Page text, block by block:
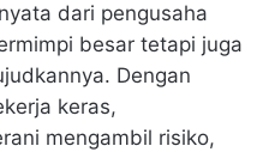
dari pengusaha
besar tetapi juga
Dengan
keras,
mengambil risiko,